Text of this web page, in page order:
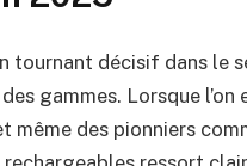
tournant décisif dans le
gammes. Lorsque l’on
même des pionniers